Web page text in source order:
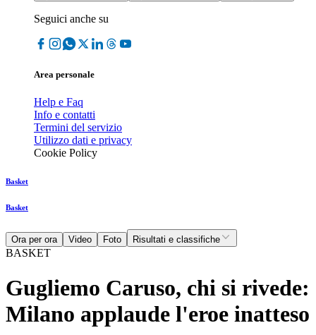
Seguici anche su
Area personale
Help e Faq
Info e contatti
Termini del servizio
Utilizzo dati e privacy
Cookie Policy
Basket
Basket
Ora per ora Video Foto Risultati e classifiche
BASKET
Gugliemo Caruso, chi si rivede:
Milano applaude l'eroe inatteso